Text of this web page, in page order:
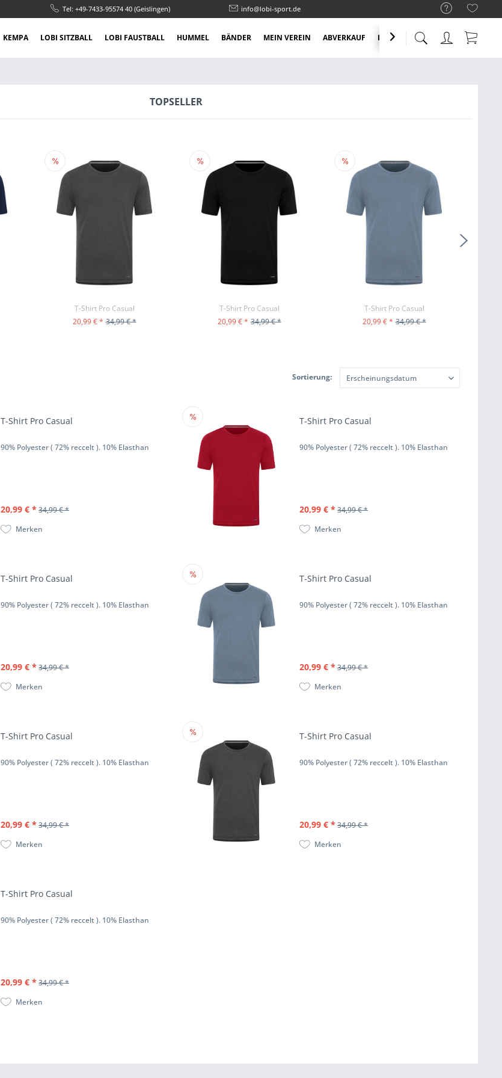
Tel: +49-7433-95574 40 (Geislingen) info@lobi-sport.de
KEMPA LOBI SITZBALL LOBI FAUSTBALL HUMMEL BÄNDER MEIN VEREIN ABVERKAUF KNALLER ANGEBOTE

TOPSELLER
T-Shirt Pro Casual
20,99 € * 34,99 € *
T-Shirt Pro Casual
20,99 € * 34,99 € *
T-Shirt Pro Casual
20,99 € * 34,99 € *
Sortierung:
T-Shirt Pro Casual
90% Polyester ( 72% reccelt ). 10% Elasthan
20,99 € * 34,99 € *
Merken
T-Shirt Pro Casual
90% Polyester ( 72% reccelt ). 10% Elasthan
20,99 € * 34,99 € *
Merken
T-Shirt Pro Casual
90% Polyester ( 72% reccelt ). 10% Elasthan
20,99 € * 34,99 € *
Merken
T-Shirt Pro Casual
90% Polyester ( 72% reccelt ). 10% Elasthan
20,99 € * 34,99 € *
Merken
T-Shirt Pro Casual
90% Polyester ( 72% reccelt ). 10% Elasthan
20,99 € * 34,99 € *
Merken
T-Shirt Pro Casual
90% Polyester ( 72% reccelt ). 10% Elasthan
20,99 € * 34,99 € *
Merken
T-Shirt Pro Casual
90% Polyester ( 72% reccelt ). 10% Elasthan
20,99 € * 34,99 € *
Merken